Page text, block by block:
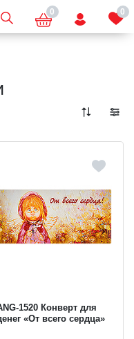
0 0
1520 Конверт для
«От всего сердца»